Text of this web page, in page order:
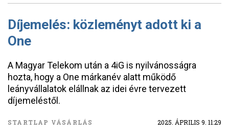
Díjemelés: közleményt adott ki a
One
A Magyar Telekom után a 4iG is nyilvánosságra
hozta, hogy a One márkanév alatt működő
leányvállalatok elállnak az idei évre tervezett
díjemeléstől.
STARTLAP VÁSÁRLÁS 2025. ÁPRILIS 9. 11:29